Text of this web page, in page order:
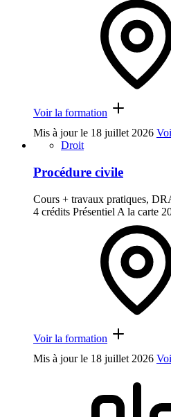
Voir la formation
Mis à jour le 18 juillet 2026
Droit
Procédure civile
Cours + travaux pratiques,
4 crédits Présentiel A la carte
Voir la formation
Mis à jour le 18 juillet 2026